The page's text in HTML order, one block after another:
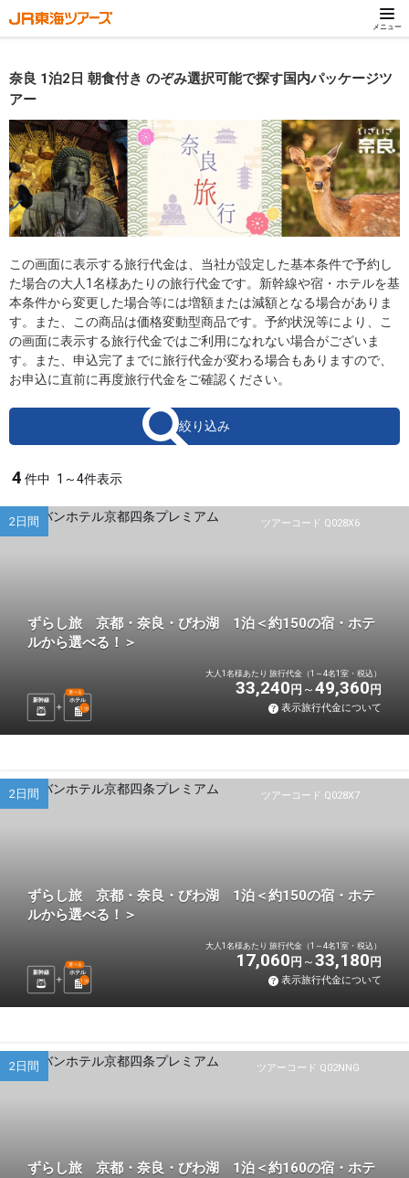
メニュー
奈良 1泊2日 朝食付き のぞみ選択可能で探す国内パッケージツ
アー
この画面に表示する旅行代金は、当社が設定した基本条件で予約し
た場合の大人1名様あたりの旅行代金です。新幹線や宿・ホテルを基
本条件から変更した場合等には増額または減額となる場合がありま
す。また、この商品は価格変動型商品です。予約状況等により、こ
の画面に表示する旅行代金ではご利用になれない場合がございま
す。また、申込完了までに旅行代金が変わる場合もありますので、
お申込に直前に再度旅行代金をご確認ください。
絞り込み
4 件中 1～4件表示
ツアーコード Q028X6
2日間
ずらし旅 京都・奈良・びわ湖 1泊＜約150の宿・ホテ
ルから選べる！＞
新幹線 ホテル
選べる
1 泊
大人1名様あたり 旅行代金（1～4名1室・税込）
33,240 円 49,360 円
表示旅行代金について
ツアーコード Q028X7
2日間
ずらし旅 京都・奈良・びわ湖 1泊＜約150の宿・ホテ
ルから選べる！＞
新幹線 ホテル
選べる
1 泊
大人1名様あたり 旅行代金（1～4名1室・税込）
17,060 円 33,180 円
表示旅行代金について
ツアーコード Q02NNG
2日間
ずらし旅 京都・奈良・びわ湖 1泊＜約160の宿・ホテ